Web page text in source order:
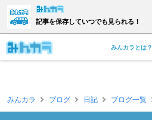
記事を保存していつでも見られる！
みんカラとは？
みんカラ ブログ 日記 ブログ一覧